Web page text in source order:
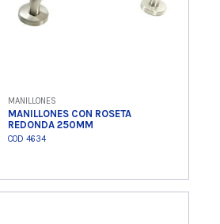
MANILLONES
MANILLONES CON ROSETA
REDONDA 250MM
COD 4634